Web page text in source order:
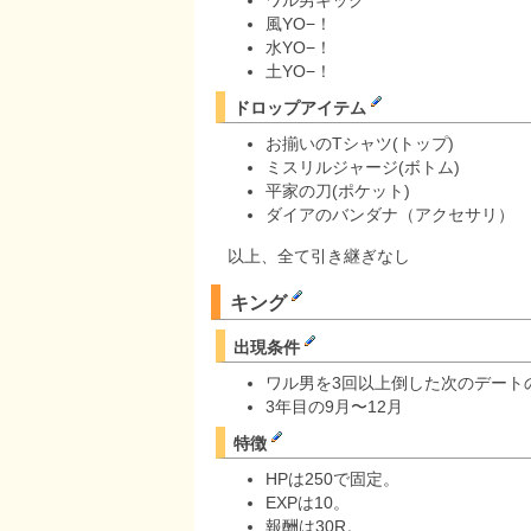
風YO−！
水YO−！
土YO−！
ドロップアイテム
お揃いのTシャツ(トップ)
ミスリルジャージ(ボトム)
平家の刀(ポケット)
ダイアのバンダナ（アクセサリ）
以上、全て引き継ぎなし
キング
出現条件
ワル男を3回以上倒した次のデート
3年目の9月〜12月
特徴
HPは250で固定。
EXPは10。
報酬は30R。